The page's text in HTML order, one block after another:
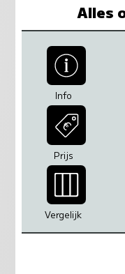
Alles
Info
Prijs
Vergelijk